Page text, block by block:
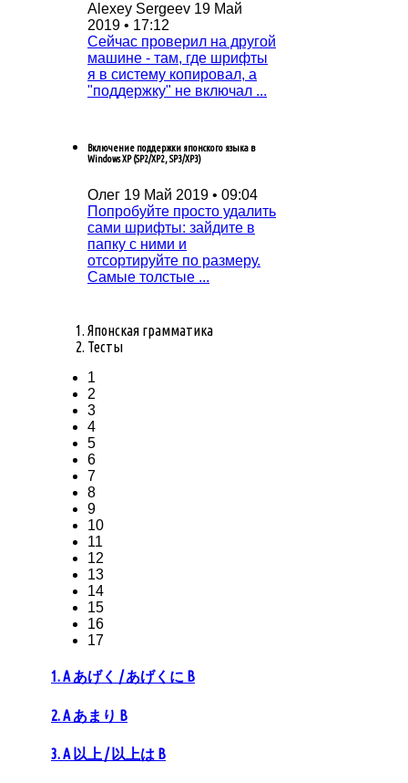
Alexey Sergeev 19 Май
2019 • 17:12
Сейчас проверил на другой
машине - там, где шрифты
я в систему копировал, а
"поддержку" не включал ...
Включение поддержки японского языка в
Windows XP (SP2/XP2, SP3/XP3)
Олег 19 Май 2019 • 09:04
Попробуйтe просто удалить
сами шрифты: зайдитe в
папку с ними и
отсортируйтe по размeру.
Самыe толстыe ...
Японская грамматика
Тесты
1
2
3
4
5
6
7
8
9
10
11
12
13
14
15
16
17
1. A あげく / あげくに B
2. A あまり B
3. A 以上 / 以上は B